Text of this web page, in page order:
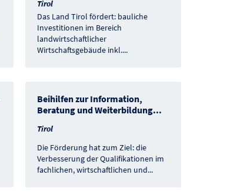
Tirol
Das Land Tirol fördert: bauliche
Investitionen im Bereich
landwirtschaftlicher
Wirtschaftsgebäude inkl....
Beihilfen zur Information,
Beratung und Weiterbildung...
Tirol
Die Förderung hat zum Ziel: die
Verbesserung der Qualifikationen im
fachlichen, wirtschaftlichen und...